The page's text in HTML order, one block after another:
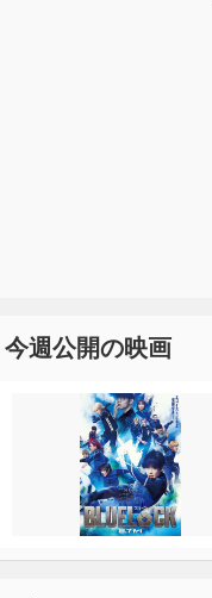
今週公開の映画